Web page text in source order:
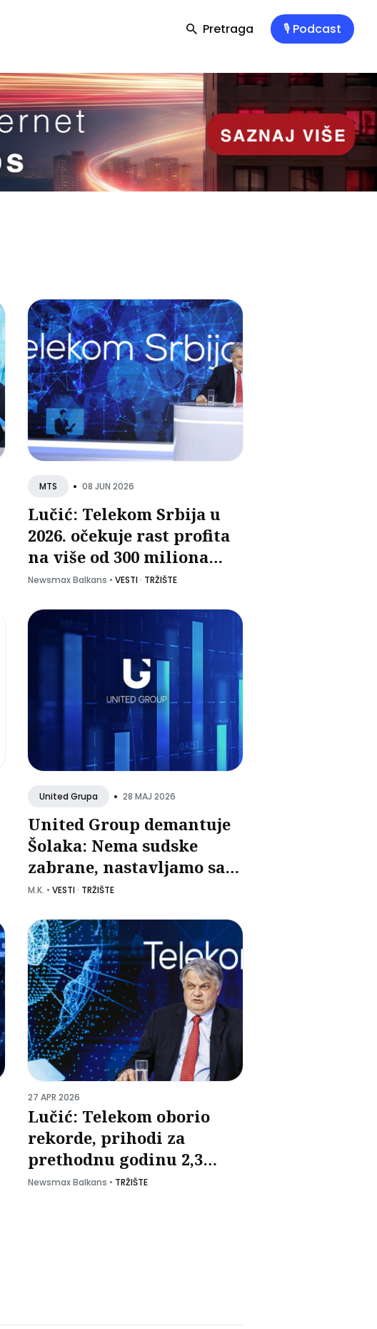
Pretraga 🎙️ Podcast
MTS • 08 JUN 2026
Lučić: Telekom Srbija u
2026. očekuje rast profita
na više od 300 miliona
evra, u narednih pet
Newsmax Balkans • VESTI· TRŽIŠTE
United Grupa • 28 MAJ 2026
United Group demantuje
Šolaka: Nema sudske
zabrane, nastavljamo sa
prodajom
M.K. • VESTI· TRŽIŠTE
27 APR 2026
Lučić: Telekom oborio
rekorde, prihodi za
prethodnu godinu 2,3
milijarde evra
Newsmax Balkans • TRŽIŠTE